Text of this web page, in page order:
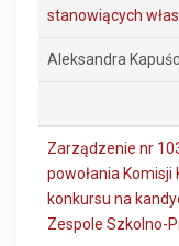
stanowiących
Aleksandra
Zarządzenie nr
powołania
konkursu na
Zespole Szkolno-